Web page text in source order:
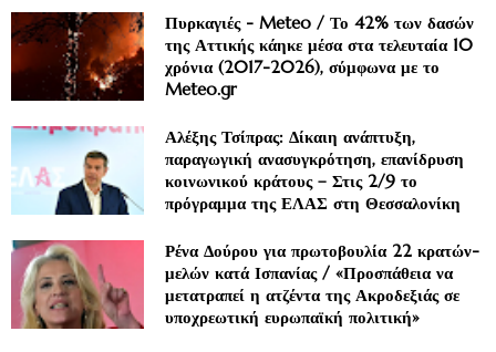
Πυρκαγιές - Meteo / Το 42% των δασών
της Αττικής κάηκε μέσα στα τελευταία 10
χρόνια (2017-2026), σύμφωνα με το
Meteo.gr
Αλέξης Τσίπρας: Δίκαιη ανάπτυξη,
παραγωγική ανασυγκρότηση, επανίδρυση
κοινωνικού κράτους – Στις 2/9 το
πρόγραμμα της ΕΛΑΣ στη Θεσσαλονίκη
Ρένα Δούρου για πρωτοβουλία 22 κρατών-
μελών κατά Ισπανίας / «Προσπάθεια να
μετατραπεί η ατζέντα της Ακροδεξιάς σε
υποχρεωτική ευρωπαϊκή πολιτική»